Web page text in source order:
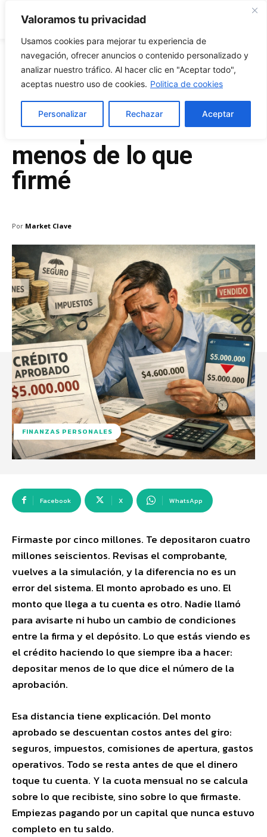
Valoramos tu privacidad
Usamos cookies para mejorar tu experiencia de
navegación, ofrecer anuncios o contenido personalizado y
analizar nuestro tráfico. Al hacer clic en "Aceptar todo",
aceptas nuestro uso de cookies. Politica de cookies
Personalizar Rechazar Aceptar
Market Clave
Marzo 22, 2026
Saqué un crédito y
me depositaron
menos de lo que
firmé
Por Market Clave
FINANZAS PERSONALES
Facebook X WhatsApp
Firmaste por cinco millones. Te depositaron cuatro
millones seiscientos. Revisas el comprobante,
vuelves a la simulación, y la diferencia no es un
error del sistema. El monto aprobado es uno. El
monto que llega a tu cuenta es otro. Nadie llamó
para avisarte ni hubo un cambio de condiciones
entre la firma y el depósito. Lo que estás viendo es
el crédito haciendo lo que siempre iba a hacer:
depositar menos de lo que dice el número de la
aprobación.
Esa distancia tiene explicación. Del monto
aprobado se descuentan costos antes del giro:
seguros, impuestos, comisiones de apertura, gastos
operativos. Todo se resta antes de que el dinero
toque tu cuenta. Y la cuota mensual no se calcula
sobre lo que recibiste, sino sobre lo que firmaste.
Empiezas pagando por un capital que nunca estuvo
completo en tu saldo.